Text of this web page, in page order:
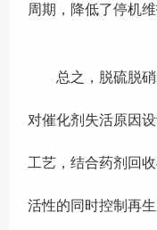
周期，降低了停机维
总之，脱硫脱
对催化剂失活原因
工艺，结合药剂回
活性的同时控制再